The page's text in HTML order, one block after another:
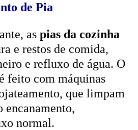
de Pia
as pias da cozinha
e restos de comida,
e refluxo de água. O
feito com máquinas
que limpam
encanamento,
normal.